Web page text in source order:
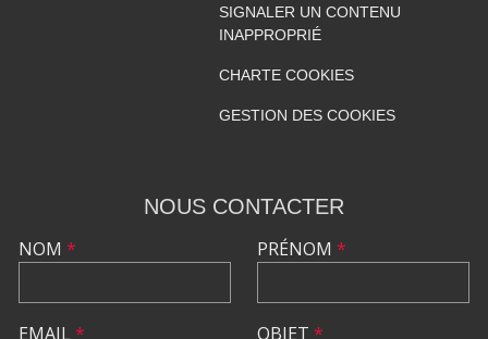
SIGNALER UN CONTENU
INAPPROPRIÉ
CHARTE COOKIES
GESTION DES COOKIES
NOUS CONTACTER
NOM *
EMAIL*
PRÉNOM *
OBJET *